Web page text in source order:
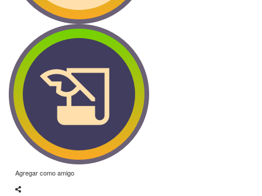
Agregar como amigo